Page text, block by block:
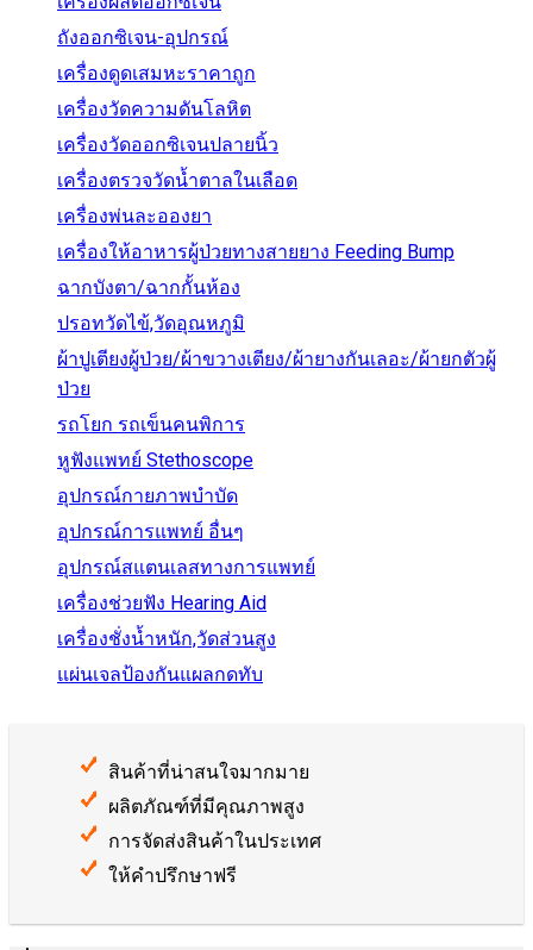
ถังออกซิเจน-อุปกรณ์
เครื่องดูดเสมหะราคาถูก
เครื่องวัดความดันโลหิต
เครื่องวัดออกซิเจนปลายนิ้ว
เครื่องตรวจวัดน้ำตาลในเลือด
เครื่องพ่นละอองยา
เครื่องให้อาหารผู้ป่วยทางสายยาง Feeding Bump
ฉากบังตา/ฉากกั้นห้อง
ปรอทวัดไข้,วัดอุณหภูมิ
ผ้าปูเตียงผู้ป่วย/ผ้าขวางเตียง/ผ้ายางกันเลอะ/ผ้ายกตัวผู้
ป่วย
รถโยก รถเข็นคนพิการ
หูฟังแพทย์ Stethoscope
อุปกรณ์กายภาพบำบัด
อุปกรณ์การแพทย์ อื่นๆ
อุปกรณ์สแตนเลสทางการแพทย์
เครื่องช่วยฟัง Hearing Aid
เครื่องชั่งน้ำหนัก,วัดส่วนสูง
แผ่นเจลป้องกันแผลกดทับ
สินค้าที่น่าสนใจมากมาย
ผลิตภัณฑ์ที่มีคุณภาพสูง
การจัดส่งสินค้าในประเทศ
ให้คำปรึกษาฟรี